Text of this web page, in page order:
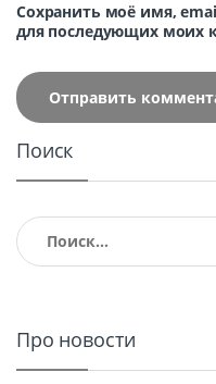
Сохранить моё имя,
для последующих моих
Поиск
Найти:
Про новости